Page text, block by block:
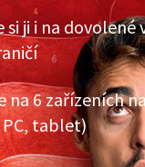
ji i na dovolené
na 6 zařízeních
tablet)